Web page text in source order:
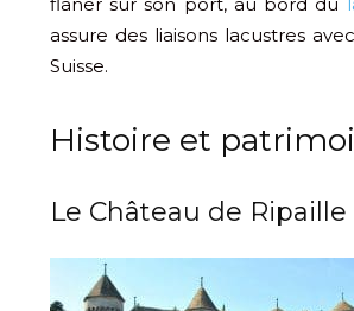
assure des liaisons lacustres avec
Suisse.
Histoire et
Le Château de Ripaille